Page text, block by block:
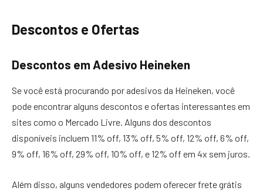
Descontos e Ofertas
Descontos em Adesivo Heineken
Se você está procurando por adesivos da Heineken, você
pode encontrar alguns descontos e ofertas interessantes em
sites como o Mercado Livre. Alguns dos descontos
disponíveis incluem 11% off, 13% off, 5% off, 12% off, 6% off,
9% off, 16% off, 29% off, 10% off, e 12% off em 4x sem juros.
Além disso, alguns vendedores podem oferecer frete grátis